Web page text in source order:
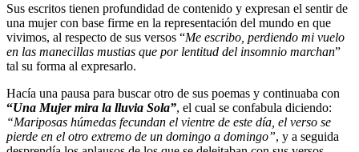
Sus escritos tienen profundidad de contenido y expresan el sentir de
una mujer con base firme en la representación del mundo en que
vivimos, al respecto de sus versos “Me escribo, perdiendo mi vuelo
en las manecillas mustias que por lentitud del insomnio marchan”
tal su forma al expresarlo.
Hacía una pausa para buscar otro de sus poemas y continuaba con
“Una Mujer mira la lluvia Sola”, el cual se confabula diciendo:
“Mariposas húmedas fecundan el vientre de este día, el verso se
pierde en el otro extremo de un domingo a domingo”, y a seguida